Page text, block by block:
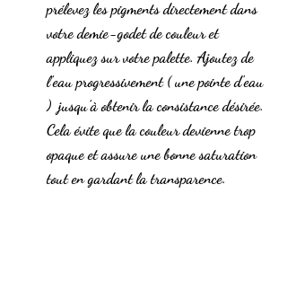
prélevez les pigments directement dans
votre demie-godet de couleur et
appliquez sur votre palette. Ajoutez de
l’eau progressivement ( une pointe d'eau
)  jusqu’à obtenir la consistance désirée.
Cela évite que la couleur devienne trop
opaque et assure une bonne saturation
tout en gardant la transparence.